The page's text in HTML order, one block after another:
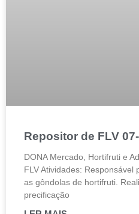
Repositor de FLV
DONA Mercado, Hortifruti e
FLV Atividades:
as gôndolas de hortifruti.
precificação